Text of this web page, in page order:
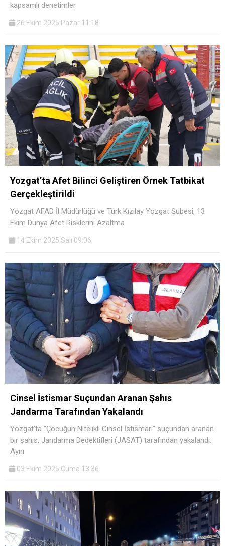
kapsamlı denetimler
26 Ekim 2025 Pazar 11:18
Yozgat’ta Afet Bilinci Geliştiren Örnek Tatbikat
Gerçekleştirildi
Yozgat AFAD İl Müdürlüğü ve Türk Kızılay Yozgat Şubesi, 13
Ekim Dünya Afet Risklerini Azaltma
14 Ekim 2025 Salı 09:06
Cinsel İstismar Suçundan Aranan Şahıs
Jandarma Tarafından Yakalandı
Yozgat’ta “Çocuğun Nitelikli Cinsel İstismarı” suçundan aranan
bir şahıs, Jandarma Dedektifleri (JASAT) tarafından yakalandı.
Aynı
03 Ekim 2025 Cuma 13:36